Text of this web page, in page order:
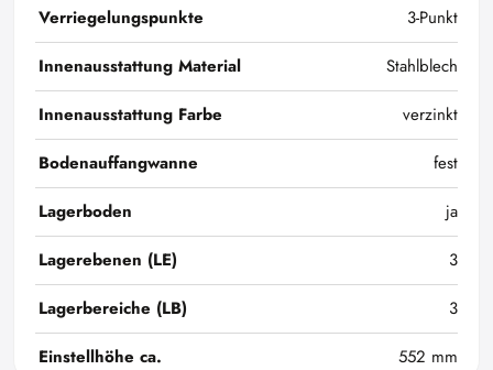
Verriegelungspunkte
3-Punkt
Innenausstattung Material
Stahlblech
Innenausstattung Farbe
verzinkt
Bodenauffangwanne
fest
Lagerboden
ja
Lagerebenen (LE)
3
Lagerbereiche (LB)
3
Einstellhöhe ca.
552 mm